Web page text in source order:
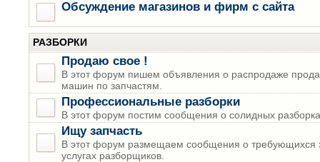
Обсуждение магазинов и фирм с сайта
РАЗБОРКИ
Продаю свое !
В этот форум пишем объявления о распродаже
машин по запчастям.
Профессиональные разборки
В этот форум постим сообщения о солидных
Ищу запчасть
В этот форум размещаем сообщения о требующихся
услугах разборщиков.